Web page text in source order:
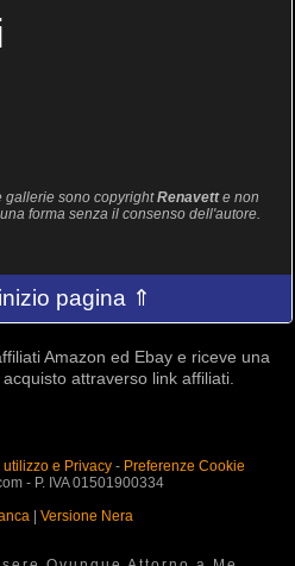
gallerie sono copyrightRenavette non
forma senza il consenso dell'autore.
pagina ⇑
Amazon ed Ebay e riceve una
attraverso link affiliati.
utilizzo e Privacy- Preferenze Cookie
- P. IVA 01501900334
| Versione Nera